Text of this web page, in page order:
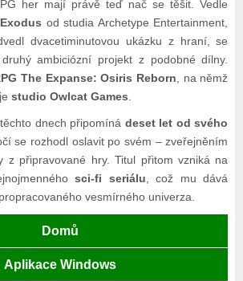
her mají právě teď nač se těšit. Vedle
Exodus od studia Archetype Entertainment,
dvacetiminutovou ukázku z hraní, se
ambiciózní projekt z podobné dílny.
The Expanse: Osiris Reborn , na němž
studio Owlcat Games
dnech připomíná deset let od svého
se rozhodl oslavit po svém – zveřejněním
z připravované hry. Titul přitom vzniká na
sci-fi seriálu , což mu dává
vesmírného univerza.
Domů
Aplikace Windows